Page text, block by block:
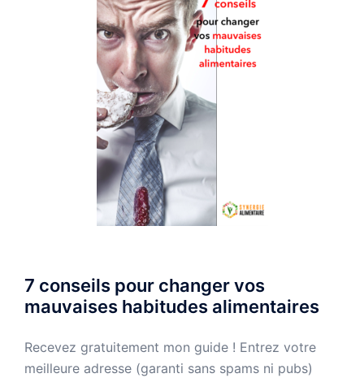
7 conseils pour changer vos
mauvaises habitudes alimentaires
Recevez gratuitement mon guide ! Entrez votre
meilleure adresse (garanti sans spams ni pubs)